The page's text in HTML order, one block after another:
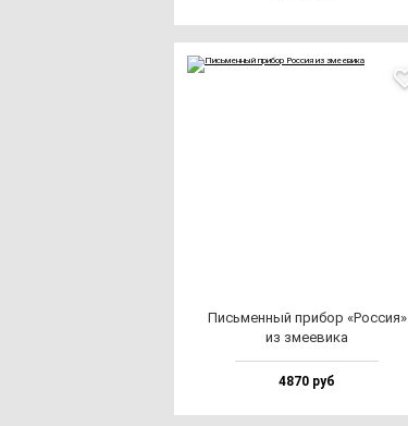
Пись­мен­ный при­бор «Рос­сия»
из зме­еви­ка
4870 руб